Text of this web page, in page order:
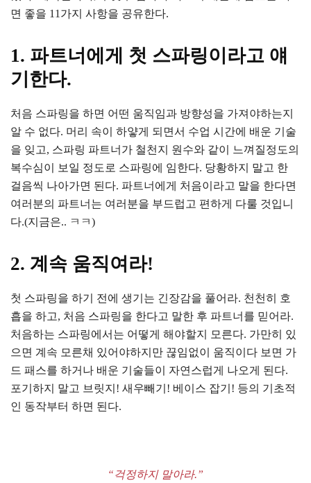
면 좋을 11가지 사항을 공유한다.
1. 파트너에게 첫 스파링이라고 얘
기한다.
처음 스파링을 하면 어떤 움직임과 방향성을 가져야하는지
알 수 없다. 머리 속이 하얗게 되면서 수업 시간에 배운 기술
을 잊고, 스파링 파트너가 철천지 원수와 같이 느껴질정도의
복수심이 보일 정도로 스파링에 임한다. 당황하지 말고 한
걸음씩 나아가면 된다. 파트너에게 처음이라고 말을 한다면
여러분의 파트너는 여러분을 부드럽고 편하게 다룰 것입니
다.(지금은.. ㅋㅋ)
2. 계속 움직여라!
첫 스파링을 하기 전에 생기는 긴장감을 풀어라. 천천히 호
흡을 하고, 처음 스파링을 한다고 말한 후 파트너를 믿어라.
처음하는 스파링에서는 어떻게 해야할지 모른다. 가만히 있
으면 계속 모른채 있어야하지만 끊임없이 움직이다 보면 가
드 패스를 하거나 배운 기술들이 자연스럽게 나오게 된다.
포기하지 말고 브릿지! 새우빼기! 베이스 잡기! 등의 기초적
인 동작부터 하면 된다.
“걱정하지 말아라.”